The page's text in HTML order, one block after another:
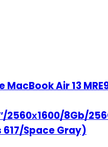
MacBook Air 13
2560х1600/8Gb/
617/Space Gray)